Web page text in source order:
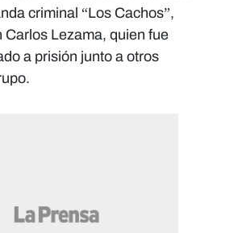
criminal “Los Cachos”,
Carlos Lezama, quien fue
a prisión junto a otros